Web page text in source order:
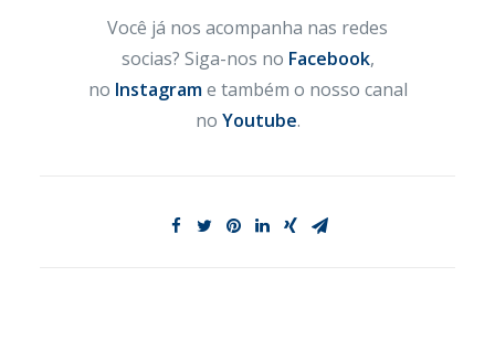
Você já nos acompanha nas redes
socias? Siga-nos no Facebook,
no Instagrame também o nosso canal
no Youtube.